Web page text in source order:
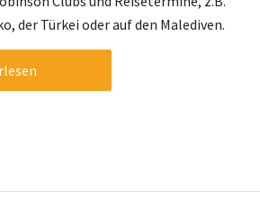
der Türkei oder auf den Malediven.